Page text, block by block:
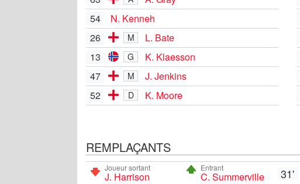
54
N. Kenneh
26
M
L. Bate
13
G
K. Klaesson
47
M
J. Jenkins
52
D K. Moore
REMPLAÇANTS
Joueur sortant
J. Harrison
Entrant
C. Summerville
31'